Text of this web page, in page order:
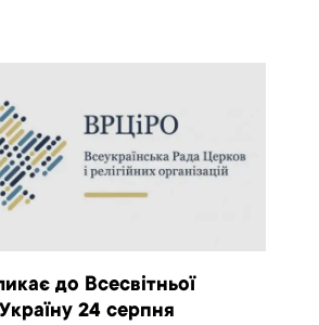
до Всесвітньої
24 серпня